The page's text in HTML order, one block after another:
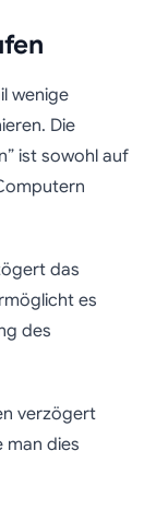
wenige
Die
ist sowohl auf
das
es
des
verzögert
man dies